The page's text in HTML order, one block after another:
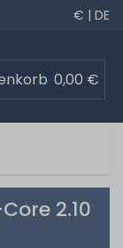
€ | DE
0,00 €
2.10